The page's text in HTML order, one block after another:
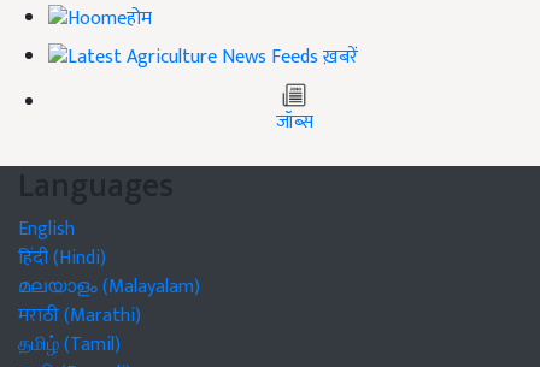
होम
ख़बरें
जॉब्स
Languages
English
हिंदी (Hindi)
മലയാളം (Malayalam)
मराठी (Marathi)
தமிழ் (Tamil)